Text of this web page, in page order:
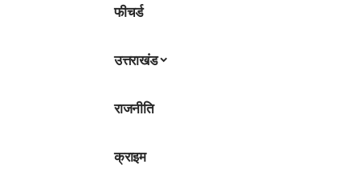
फीचर्ड
उत्तराखंड
राजनीति
क्राइम